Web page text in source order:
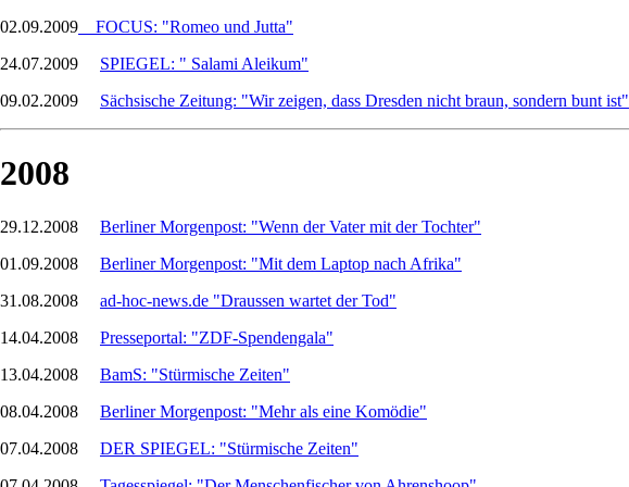
02.09.2009
FOCUS: "Romeo und Jutta"
24.07.2009 SPIEGEL: " Salami Aleikum"
09.02.2009 Sächsische Zeitung: "Wir zeigen, dass Dresden nicht braun, sondern bunt ist"
2008
29.12.2008 Berliner Morgenpost: "Wenn der Vater mit der Tochter"
01.09.2008 Berliner Morgenpost: "Mit dem Laptop nach Afrika"
31.08.2008 ad-hoc-news.de "Draussen wartet der Tod"
14.04.2008 Presseportal: "ZDF-Spendengala"
13.04.2008 BamS: "Stürmische Zeiten"
08.04.2008 Berliner Morgenpost: "Mehr als eine Komödie"
07.04.2008 DER SPIEGEL: "Stürmische Zeiten"